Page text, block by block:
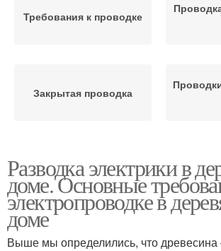
Требования к проводке
Закрытая проводка
Внутренняя проводка
Влаги на проводку
Разводка электрики в
доме. Основные
электропроводке в
доме
Выше мы определились, что